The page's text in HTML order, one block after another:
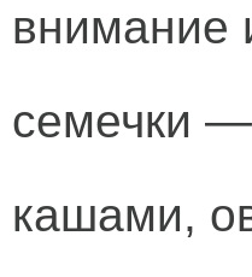
внимание
семечки
кашами,